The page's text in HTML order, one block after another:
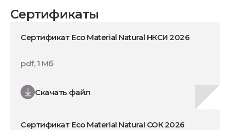
Сертификаты
Сертификат Eco Material Natural НКСИ 2026
Скачать файл
pdf, 1 Мб
Сертификат Eco Material Natural СОК 2026